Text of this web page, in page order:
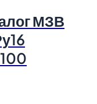
МЗВ